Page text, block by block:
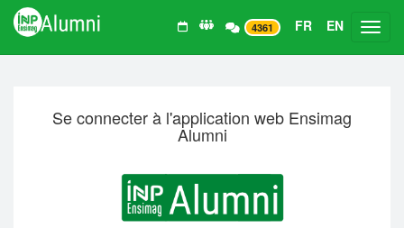
4361 FR EN
Se connecter à l'application web Ensimag
Alumni